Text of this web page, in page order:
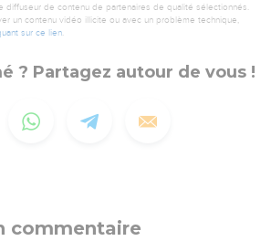
diffuseur de contenu de partenaires de qualité sélectionnés.
un contenu vidéo illicite ou avec un problème technique,
sur ce lien.
? Partagez autour de vous !
commentaire